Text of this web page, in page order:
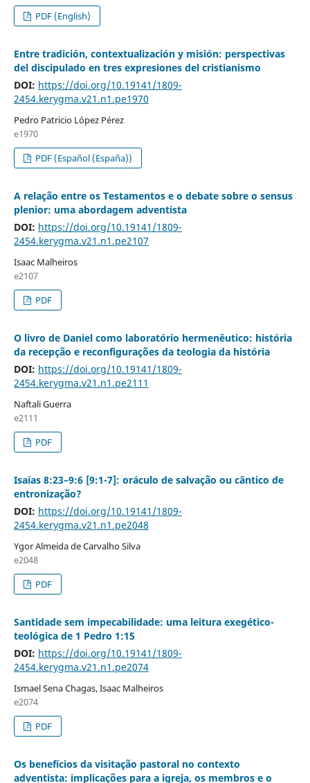
PDF (English)
Entre tradición, contextualización y misión: perspectivas
del discipulado en tres expresiones del cristianismo
DOI: https://doi.org/10.19141/1809-
2454.kerygma.v21.n1.pe1970
Pedro Patricio López Pérez
e1970
PDF (Español (España))
A relação entre os Testamentos e o debate sobre o sensus
plenior: uma abordagem adventista
DOI: https://doi.org/10.19141/1809-
2454.kerygma.v21.n1.pe2107
Isaac Malheiros
e2107
PDF
O livro de Daniel como laboratório hermenêutico: história
da recepção e reconfigurações da teologia da história
DOI: https://doi.org/10.19141/1809-
2454.kerygma.v21.n1.pe2111
Naftali Guerra
e2111
PDF
Isaías 8:23–9:6 [9:1-7]: oráculo de salvação ou cântico de
entronização?
DOI: https://doi.org/10.19141/1809-
2454.kerygma.v21.n1.pe2048
Ygor Almeida de Carvalho Silva
e2048
PDF
Santidade sem impecabilidade: uma leitura exegético-
teológica de 1 Pedro 1:15
DOI: https://doi.org/10.19141/1809-
2454.kerygma.v21.n1.pe2074
Ismael Sena Chagas, Isaac Malheiros
e2074
PDF
Os benefícios da visitação pastoral no contexto
adventista: implicações para a igreja, os membros e o